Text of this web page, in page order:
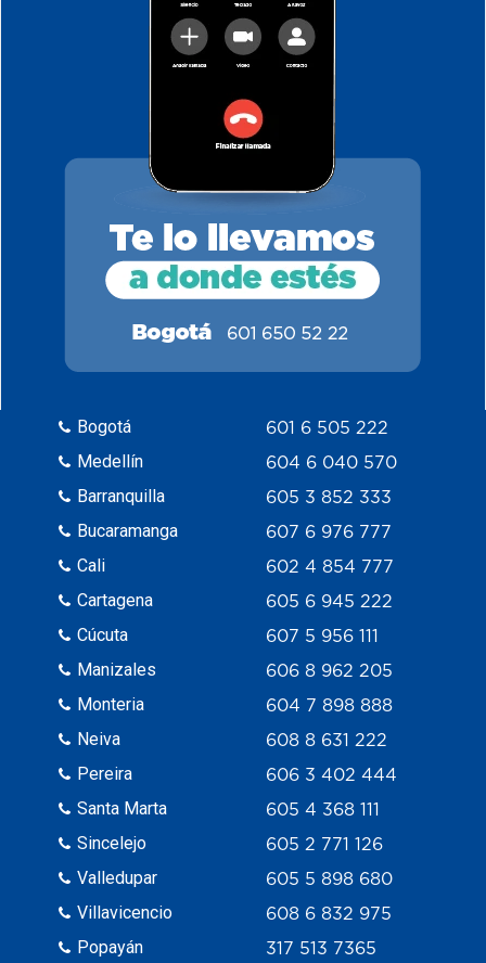
Bogotá
Medellín
Barranquilla
Bucaramanga
Cali
Cartagena
Cúcuta
Manizales
Monteria
Neiva
Pereira
Santa Marta
Sincelejo
Valledupar
Villavicencio
Popayán
601 6 505 222
604 6 040 570
605 3 852 333
607 6 976 777
602 4 854 777
605 6 945 222
607 5 956 111
606 8 962 205
604 7 898 888
608 8 631 222
606 3 402 444
605 4 368 111
605 2 771 126
605 5 898 680
608 6 832 975
317 513 7365